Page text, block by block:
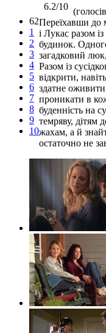
62
1
2
3
4
5
6
7
8
9
10
6.2/10
Переїхавши до
і Лукас разом
будинок.
загадковий
Разом із
відкрити,
здатне
проникати в
буденність на
темряву, дітям
жахам, а й
остаточно не